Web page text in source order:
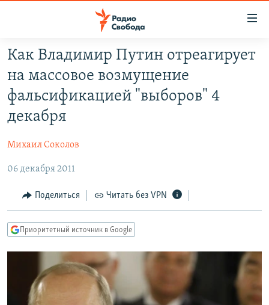
упрощенного
доступа
Вернуться
основному
Вернутся
навигации
Вернутся
поиску
ПРОГРАММЫ
ПОДКАСТЫ
АВТОРСКИЕ ПРОЕКТЫ
ЦИТАТЫ СВОБОДЫ
МНЕНИЯ
КУЛЬТУРА
IDEL.РЕАЛИИ
СЕВЕР.РЕАЛИИ
СИБИРЬ.РЕАЛИИ
РАСПИСАНИЕ ВЕЩАНИЯ
ПОДПИШИТЕСЬ НА РАССЫЛКУ
Как Владимир Путин отреагирует
на массовое возмущение
фальсификацией "выборов" 4
декабря
Михаил Соколов
06 декабря 2011
Поделиться Читать без VPN
Приоритетный источник в Google